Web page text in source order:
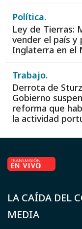
Política.
Ley de Tierras:
vender el país y
Inglaterra en el
Trabajo.
Derrota de
Gobierno
reforma que
la actividad
LA CAÍDA DEL
MEDIA